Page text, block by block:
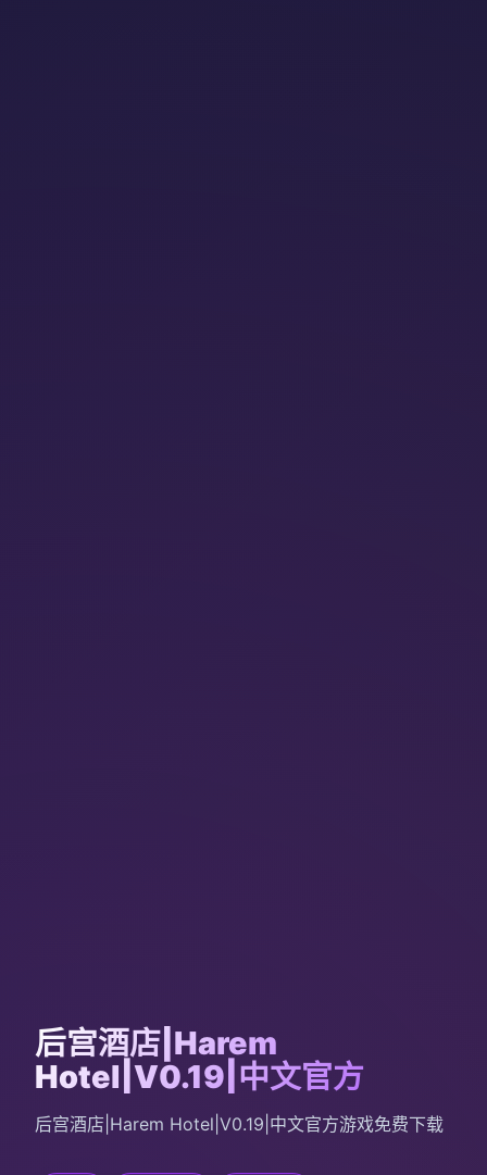
后宫酒店|Harem
Hotel|V0.19|中文官方
后宫酒店|Harem Hotel|V0.19|中文官方游戏免费下载